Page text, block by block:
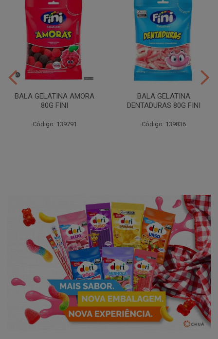
BALA GELATINA AMORA
80G FINI
Código: 139791
BALA GELATINA
DENTADURAS 80G FINI
Código: 139836